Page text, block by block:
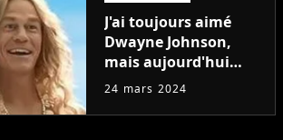
J'ai toujours aimé
Dwayne Johnson,
mais aujourd'hui
John Cena est devenu
d'être (et Ricky
24 mars 2024